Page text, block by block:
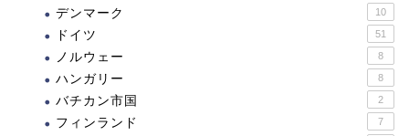
デンマーク 10
ドイツ 51
ノルウェー 8
ハンガリー 8
バチカン市国 2
フィンランド 7